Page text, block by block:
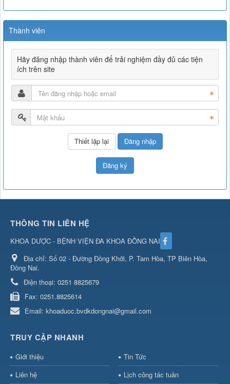
Thành viên
Hãy đăng nhập thành viên để trải nghiệm đầy đủ các tiện
ích trên site
Đăng nhập
Đăng ký
THÔNG TIN LIÊN HỆ
KHOA DƯỢC - BỆNH VIỆN ĐA KHOA ĐỒNG NAI
Địa chỉ: Số 02 - Đường Đồng Khởi, P. Tam Hòa, TP Biên Hòa,
Đồng Nai.
Điện thoại: 0251 8825679
Fax: 0251.8825614
Email: khoaduoc.bvdkdongnai@gmail.com
TRUY CẬP NHANH
Giới thiệu
Tin Tức
Liên hệ
Lịch công tác tuần